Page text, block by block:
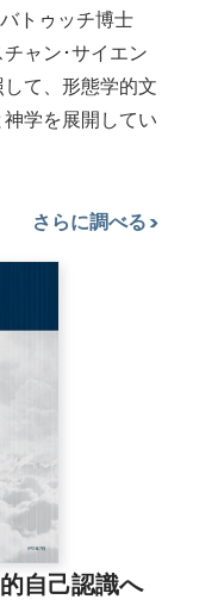
トゥッチ博士
ャン･サイエン
て、形態学的文
学を展開してい
さらに調べる
自己認識へ